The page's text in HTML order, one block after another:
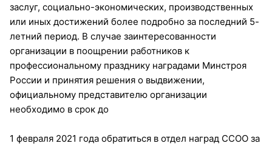
заслуг, социально-экономических, производственных
или иных достижений более подробно за последний 5-
летний период. В случае заинтересованности
организации в поощрении работников к
профессиональному празднику наградами Минстроя
России и принятия решения о выдвижении,
официальному представителю организации
необходимо в срок до
1 февраля 2021 года обратиться в отдел наград ССОО за